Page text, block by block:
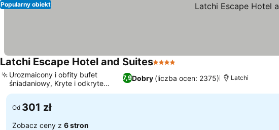
Popularny obiekt
Latchi Escape Hotel and Suites4 Kategoria
7,9Dobry (liczba ocen: 2375)
Urozmaicony i obfity bufet
śniadaniowy, Kryte i odkryte
baseny
Latchi
Od 301 zł
Zobacz ceny z 6 stron